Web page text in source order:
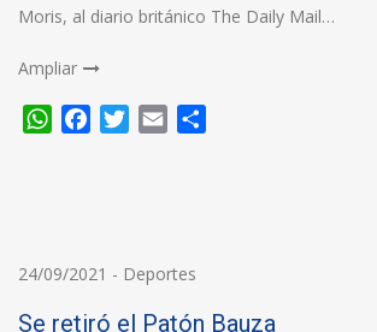
Moris, al diario británico The Daily Mail…
Ampliar
WhatsApp
FacebookTwitter
Email
24/09/2021 - Deportes
Se retiró el Patón Bauza